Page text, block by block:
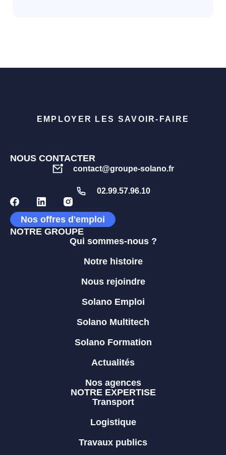
EMPLOYER LES SAVOIR-FAIRE
NOUS CONTACTER
contact@groupe-solano.fr
02.99.57.96.10
Nos offres d'emploi
NOTRE GROUPE
Qui sommes-nous ?
Notre histoire
Nous rejoindre
Solano Emploi
Solano Multitech
Solano Formation
Actualités
Nos agences
NOTRE EXPERTISE
Transport
Logistique
Travaux publics